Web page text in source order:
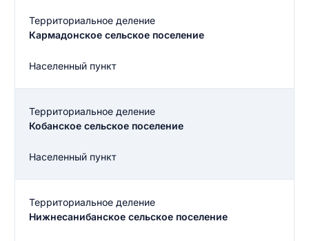
Территориальное деление
Кармадонское сельское поселение
Населенный пункт
Территориальное деление
Кобанское сельское поселение
Населенный пункт
Территориальное деление
Нижнесанибанское сельское поселение